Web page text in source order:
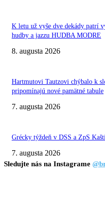
K letu už vyše dve dekády patrí
hudby a jazzu HUDBA MODRE
8. augusta 2026
Hartmutovi Tautzovi chýbalo k
pripomínajú nové pamätné tabule
7. augusta 2026
Grécky týždeň v DSS a ZpS
7. augusta 2026
Sledujte nás na Instagrame